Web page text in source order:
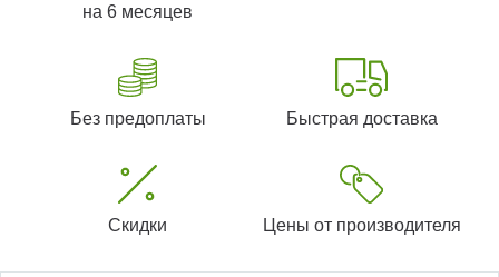
на 6 месяцев
Без предоплаты Быстрая доставка
Скидки Цены от производителя